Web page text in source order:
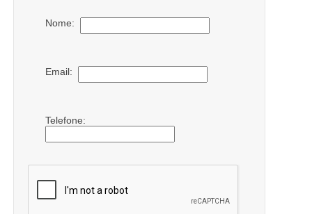
Nome:
Email:
Telefone: